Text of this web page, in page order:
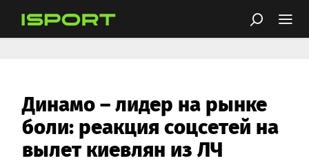
Динамо – лидер на рынке
боли: реакция соцсетей на
вылет киевлян из ЛЧ